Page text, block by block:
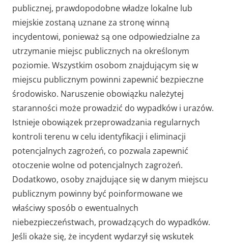
publicznej, prawdopodobne władze lokalne lub
miejskie zostaną uznane za stronę winną
incydentowi, ponieważ są one odpowiedzialne za
utrzymanie miejsc publicznych na określonym
poziomie. Wszystkim osobom znajdującym się w
miejscu publicznym powinni zapewnić bezpieczne
środowisko. Naruszenie obowiązku należytej
staranności może prowadzić do wypadków i urazów.
Istnieje obowiązek przeprowadzania regularnych
kontroli terenu w celu identyfikacji i eliminacji
potencjalnych zagrożeń, co pozwala zapewnić
otoczenie wolne od potencjalnych zagrożeń.
Dodatkowo, osoby znajdujące się w danym miejscu
publicznym powinny być poinformowane we
właściwy sposób o ewentualnych
niebezpieczeństwach, prowadzących do wypadków.
Jeśli okaże się, że incydent wydarzył się wskutek